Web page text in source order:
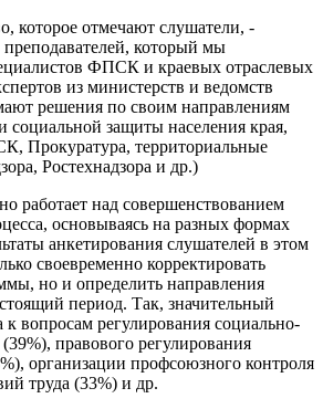
которое отмечают слушатели, -
который мы
ФПСК и краевых отраслевых
из министерств и ведомств
решения по своим направлениям
социальной защиты населения края,
Прокуратура, территориальные
Ростехнадзора и др.)
над совершенствованием
основываясь на разных формах
анкетирования слушателей в этом
своевременно корректировать
но и определить направления
период. Так, значительный
к вопросам регулирования социально-
правового регулирования
организации профсоюзного контроля
труда (33%) и др.